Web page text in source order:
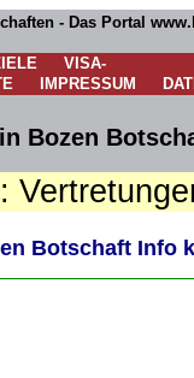
- Das Portal
VISA-
IMPRESSUM
Bozen
Botschaft Info